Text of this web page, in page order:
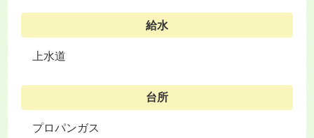
給水
上水道
台所
プロパンガス